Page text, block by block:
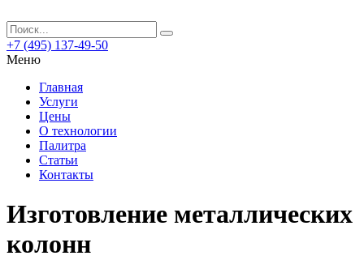
+7 (495) 137-49-50
Меню
Главная
Услуги
Цены
О технологии
Палитра
Статьи
Контакты
Изготовление металлических
колонн